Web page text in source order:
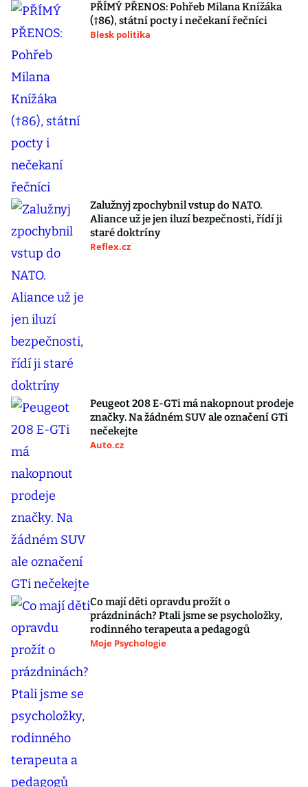
PŘÍMÝ PŘENOS: Pohřeb Milana Knížáka
(†86), státní pocty i nečekaní řečníci
Blesk politika
Zalužnyj zpochybnil vstup do NATO.
Aliance už je jen iluzí bezpečnosti, řídí ji
staré doktríny
Reflex.cz
Peugeot 208 E-GTi má nakopnout prodeje
značky. Na žádném SUV ale označení GTi
nečekejte
Auto.cz
Co mají děti opravdu prožít o
prázdninách? Ptali jsme se psycholožky,
rodinného terapeuta a pedagogů
Moje Psychologie